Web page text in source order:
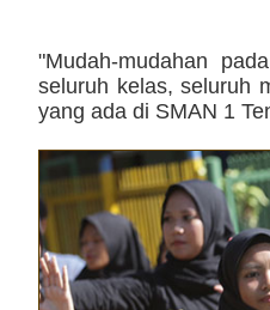
"Mudah-mudahan
seluruh kelas, seluruh
yang ada di SMAN 1